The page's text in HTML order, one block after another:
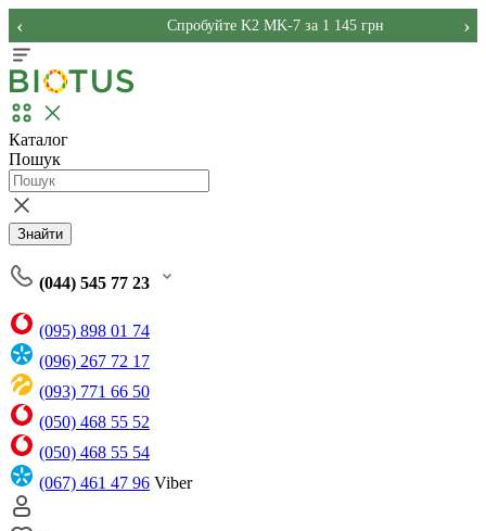
Спробуйте K2 MK-7 за 1 145 грн
‹ ›
Каталог
Пошук
Знайти
(044) 545 77 23
(095) 898 01 74
(096) 267 72 17
(093) 771 66 50
(050) 468 55 52
(050) 468 55 54
(067) 461 47 96 Viber